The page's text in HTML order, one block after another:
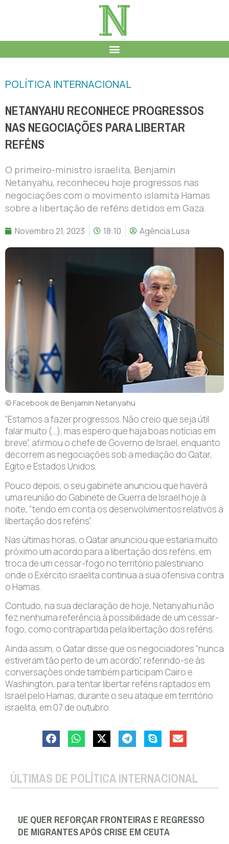
POLÍTICA INTERNACIONAL
NETANYAHU RECONHECE PROGRESSOS
NAS NEGOCIAÇÕES PARA LIBERTAR
REFÉNS
O primeiro-ministro israelita, Benjamin
Netanyahu, reconheceu hoje progressos nas
negociações com o movimento islamita Hamas
sobre a libertação de reféns detidos em Gaza.
Novembro 21, 2023 18:10 Agência Lusa
© Facebook de Benjamin Netanyahu
“Estamos a fazer progressos. Não creio que seja útil
falar muito (…), mas espero que haja boas notícias em
breve”, afirmou o chefe de Governo de Israel, enquanto
decorrem as negociações sob a mediação do Qatar,
Egito e Estados Unidos.
Pouco depois, o seu gabinete anunciou que haverá
uma reunião do Gabinete de Guerra de Israel hoje à
noite, “tendo em conta os desenvolvimentos relativos à
libertação dos reféns”.
Nas últimas horas, o Qatar anunciou que estaria muito
próximo um acordo para a libertação dos reféns, em
troca de um cessar-fogo no território palestiniano
onde o Exército israelita continua a sua ofensiva contra
o Hamas.
Contudo, na sua declaração de hoje, Netanyahu não
fez nenhuma referência à possibilidade de um cessar-
fogo, como contrapartida pela libertação dos reféns.
Ainda assim, o Qatar disse que os negociadores “nunca
estiveram tão perto de um acordo”, referindo-se às
conversações onde também participam Cairo e
Washington, para tentar libertar reféns raptados em
Israel pelo Hamas, durante o seu ataque em território
israelita, em 07 de outubro.
ÚLTIMAS DE POLÍTICA INTERNACIONAL
UE QUER REFORÇAR FRONTEIRAS E REGRESSO
DE MIGRANTES APÓS CRISE EM CEUTA